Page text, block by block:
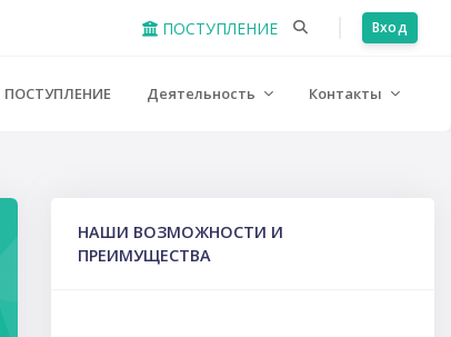
ПОСТУПЛЕНИЕ Вход
ПОСТУПЛЕНИЕ Деятельность Контакты
НАШИ ВОЗМОЖНОСТИ И
ПРЕИМУЩЕСТВА